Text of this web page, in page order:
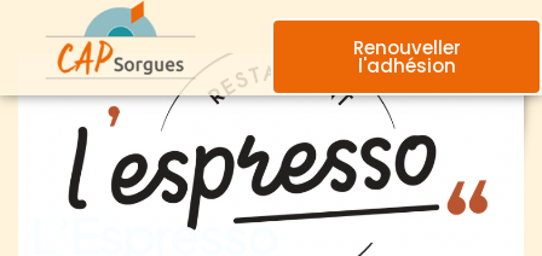
Renouveller
l'adhésion
L’Espresso